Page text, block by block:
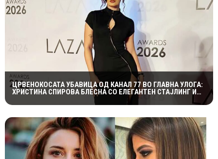
ЦРВЕНОКОСАТА УБАВИЦА ОД КАНАЛ 77 ВО ГЛАВНА УЛОГА:
ХРИСТИНА СПИРОВА БЛЕСНА СО ЕЛЕГАНТЕН СТАЈЛИНГ И
СМЕЛ ШЛИЦ НА „LAZAROV AWARDS“